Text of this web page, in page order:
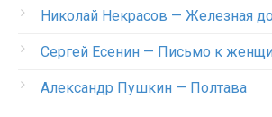
Николай Некрасов — Железная
Сергей Есенин — Письмо к
Александр Пушкин — Полтава